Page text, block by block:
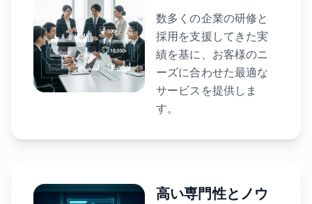
数多くの企業の研修と
採用を支援してきた実
績を基に、お客様のニ
ーズに合わせた最適な
サービスを提供しま
す。
高い専門性とノウ